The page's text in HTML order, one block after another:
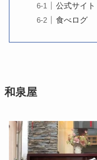
公式サイト
食べログ
和泉屋